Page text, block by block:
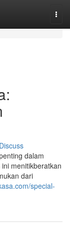
Discuss
dalam
menitikberatkan
dari
special-